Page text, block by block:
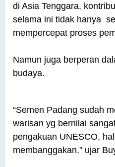
di Asia Tenggara,
selama ini tidak hanya
mempercepat proses
Namun juga berperan
budaya.
“Semen Padang sudah
warisan yg bernilai
pengakuan UNESCO,
membanggakan,” ujar